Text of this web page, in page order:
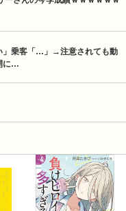
」乗客「…」→注意されても動
に…